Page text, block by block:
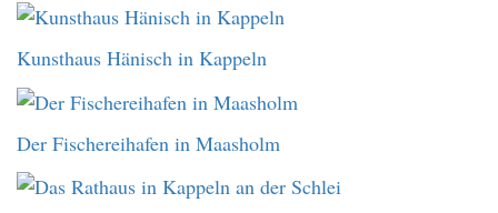
Kunsthaus Hänisch in Kappeln
Der Fischereihafen in Maasholm